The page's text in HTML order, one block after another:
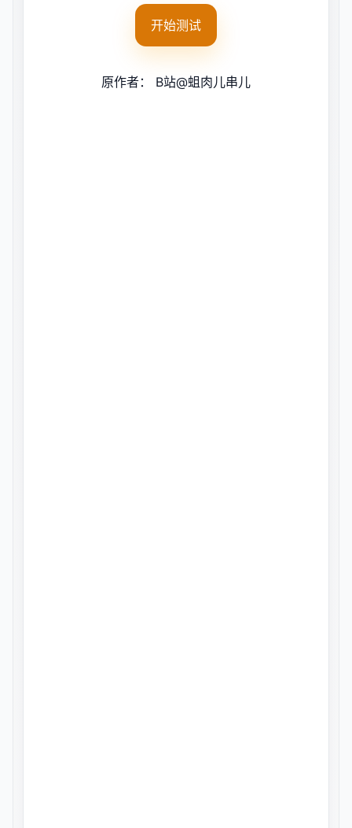
开始测试
原作者： B站@蛆肉儿串儿